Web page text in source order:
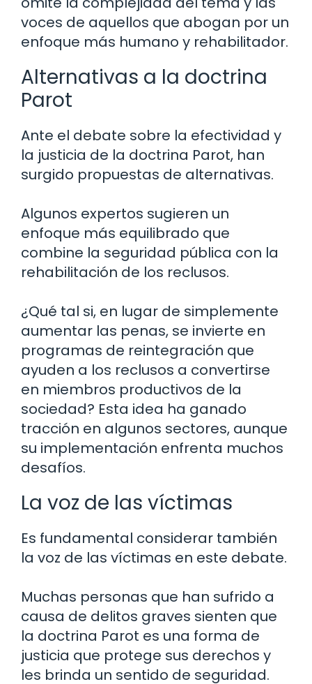
voces de aquellos que abogan por un
enfoque más humano y rehabilitador.
Alternativas a la doctrina
Parot
Ante el debate sobre la efectividad y
la justicia de la doctrina Parot, han
surgido propuestas de alternativas.
Algunos expertos sugieren un
enfoque más equilibrado que
combine la seguridad pública con la
rehabilitación de los reclusos.
¿Qué tal si, en lugar de simplemente
aumentar las penas, se invierte en
programas de reintegración que
ayuden a los reclusos a convertirse
en miembros productivos de la
sociedad? Esta idea ha ganado
tracción en algunos sectores, aunque
su implementación enfrenta muchos
desafíos.
La voz de las víctimas
Es fundamental considerar también
la voz de las víctimas en este debate.
Muchas personas que han sufrido a
causa de delitos graves sienten que
la doctrina Parot es una forma de
justicia que protege sus derechos y
les brinda un sentido de seguridad.